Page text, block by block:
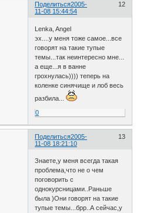
Поделиться 12
2005-
11-08 15:44:54
Lenka, Angel
эх....у меня тоже самое...все
говорят на такие тупые
темы...так неинтересно мне...
а еще...я в ванне
грохнулась)))) теперь на
коленке синячище и лоб весь
разбила...
0
Поделиться 13
2005-
11-08 18:21:10
Знаете,у меня всегда такая
проблема,что не о чем
поговорить с
однокурсницами..Раньше
была )Они говорят на такие
тупые темы...брр..А сейчас,у